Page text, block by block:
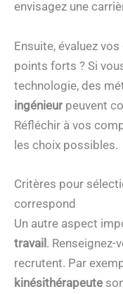
envisagez une
Ensuite, évaluez vos
points forts ? Si
technologie, des
ingénieurpeuvent
Réfléchir à vos
les choix possibles.
Critères pour
correspond
Un autre aspect
travail. Renseignez-
recrutent. Par
kinésithérapeute